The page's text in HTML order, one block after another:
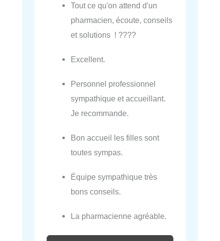
Tout ce qu'on attend d'un
pharmacien, écoute, conseils
et solutions ! ????
Excellent.
Personnel professionnel
sympathique et accueillant.
Je recommande.
Bon accueil les filles sont
toutes sympas.
Équipe sympathique très
bons conseils.
La pharmacienne agréable.